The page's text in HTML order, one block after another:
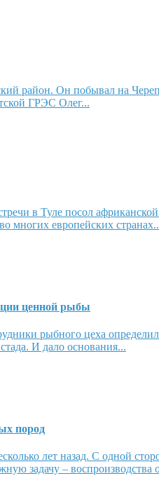
район. Он побывал на
ГРЭС Олег...
в Туле посол
многих европейских
ценной рыбы
рыбного цеха
И дало основания...
пород
лет назад. С одной
задачу – воспроизводства